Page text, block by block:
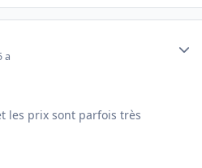
a
les prix sont parfois très